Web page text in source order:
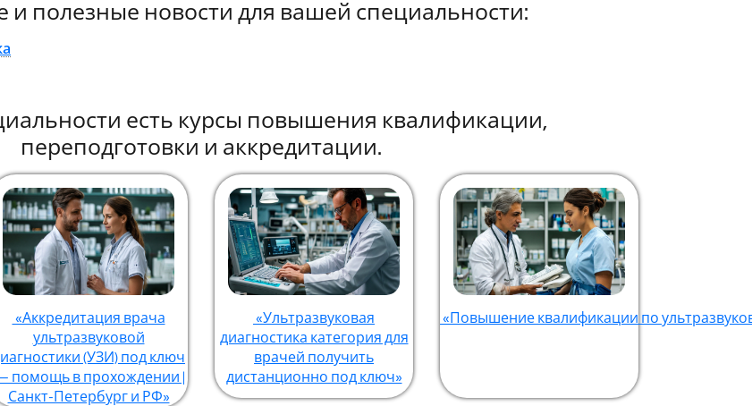
и полезные новости для вашей специальности:
есть курсы повышения квалификации,
переподготовки и аккредитации.
«Аккредитация врача
ультразвуковой
(УЗИ) под ключ
помощь в прохождении |
Санкт-Петербург и РФ»
«Ультразвуковая
диагностика категория для
врачей получить
дистанционно под ключ»
«Повышение квалификации по